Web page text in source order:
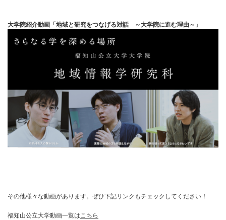
大学院紹介動画「地域と研究をつなげる対話 ～大学院に進む理由～」
その他様々な動画があります。ぜひ下記リンクもチェックしてください！
福知山公立大学動画一覧はこちら